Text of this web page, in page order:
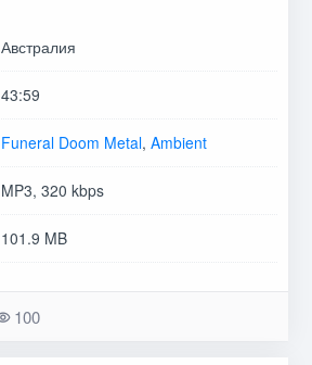
Австралия
43:59
Funeral Doom Metal, Ambient
MP3, 320 kbps
101.9 MB
100